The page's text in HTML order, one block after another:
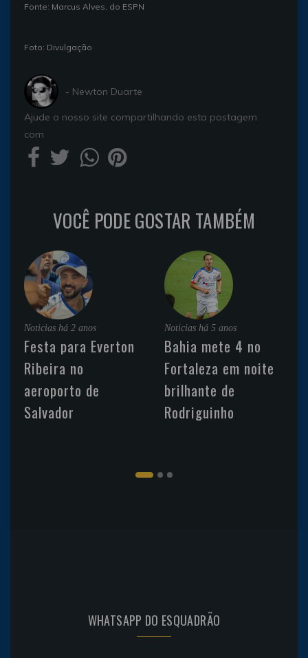
Fonte: Marcus Alves, do ESPN
Foto: Divulgação
- Newton Duarte
Ajude o nosso site compartilhando esta postagem
com
VOCÊ PODE GOSTAR TAMBÉM
Noticias há 2 anos
Festa para Everton
Ribeira no
aeroporto de
Salvador
Noticias há 5 anos
Bahia mete 4 no
Fortaleza em noite
brilhante de
Rodriguinho
WHATSAPP DO ESQUADRÃO